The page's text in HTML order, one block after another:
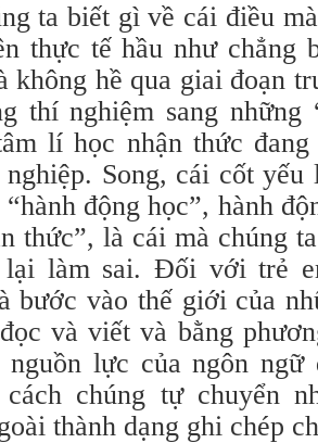
ta biết gì về cái điều
thực tế hầu như chẳng
không hề qua giai đoạn
thí nghiệm sang những
lí học nhận thức
Song, cái cốt
động học”, hành
thức”, là cái mà chúng
lại làm sai. Đối với trẻ
bước vào thế giới của
và viết và bằng
nguồn lực của ngôn
cách chúng tự chuyển
thành dạng ghi chép